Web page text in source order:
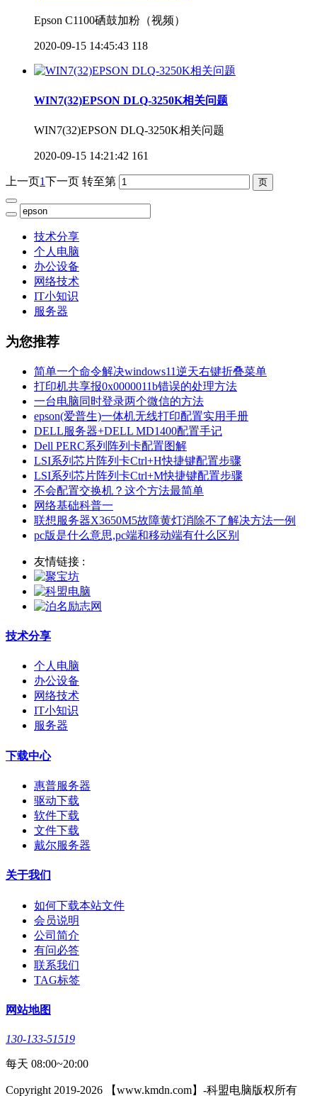
Epson C1100硒鼓加粉（视频）
2020-09-15 14:45:43 118
WIN7(32)EPSON DLQ-3250K相关问题
WIN7(32)EPSON DLQ-3250K相关问题
2020-09-15 14:21:42 161
上一页 1 下一页 转至第
技术分享
个人电脑
办公设备
网络技术
IT小知识
服务器
为您推荐
简单一个命令解决windows11逆天右键折叠菜单
打印机共享报0x0000011b错误的处理方法
一台电脑同时登录两个微信的方法
epson(爱普生)一体机无线打印配置实用手册
DELL服务器+DELL MD1400配置手记
Dell PERC系列阵列卡配置图解
LSI系列芯片阵列卡Ctrl+H快捷键配置步骤
LSI系列芯片阵列卡Ctrl+M快捷键配置步骤
不会配置交换机？这个方法最简单
网络基础科普一
联想服务器X3650M5故障黄灯消除不了解决方法一例
pc版是什么意思,pc端和移动端有什么区别
友情链接 :
技术分享
个人电脑
办公设备
网络技术
IT小知识
服务器
下载中心
惠普服务器
驱动下载
软件下载
文件下载
戴尔服务器
关于我们
如何下载本站文件
会员说明
公司简介
有问必答
联系我们
TAG标签
网站地图
130-133-51519
每天 08:00~20:00
Copyright 2019-2026 【www.kmdn.com】-科盟电脑版权所有